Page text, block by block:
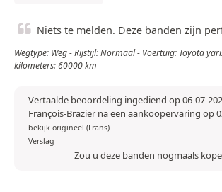
Niets te melden. Deze banden zijn
Wegtype: Weg - Rijstijl: Normaal - Voertuig: Toyota
kilometers: 60000 km
Vertaalde beoordeling ingediend op 06-07-
François-Brazier na een aankoopervaring op
bekijk origineel (Frans)
Verslag
Zou u deze banden nogmaals